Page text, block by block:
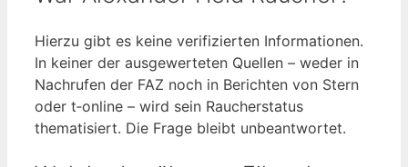
Hierzu gibt es keine verifizierten Informationen.
In keiner der ausgewerteten Quellen – weder in
Nachrufen der FAZ noch in Berichten von Stern
oder t‑online – wird sein Raucherstatus
thematisiert. Die Frage bleibt unbeantwortet.